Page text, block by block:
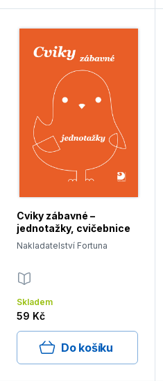
Cviky zábavné –
jednotažky, cvičebnice
Nakladatelství Fortuna
Skladem
59 Kč
Do košíku